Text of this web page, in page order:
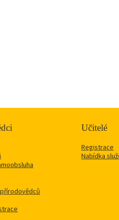
Učitelé
Registrace
Nabídka